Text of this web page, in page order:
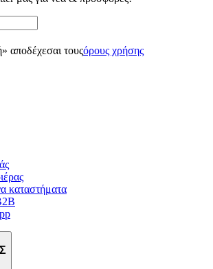
αποδέχεσαι τουςόρους χρήσης
καταστήματα